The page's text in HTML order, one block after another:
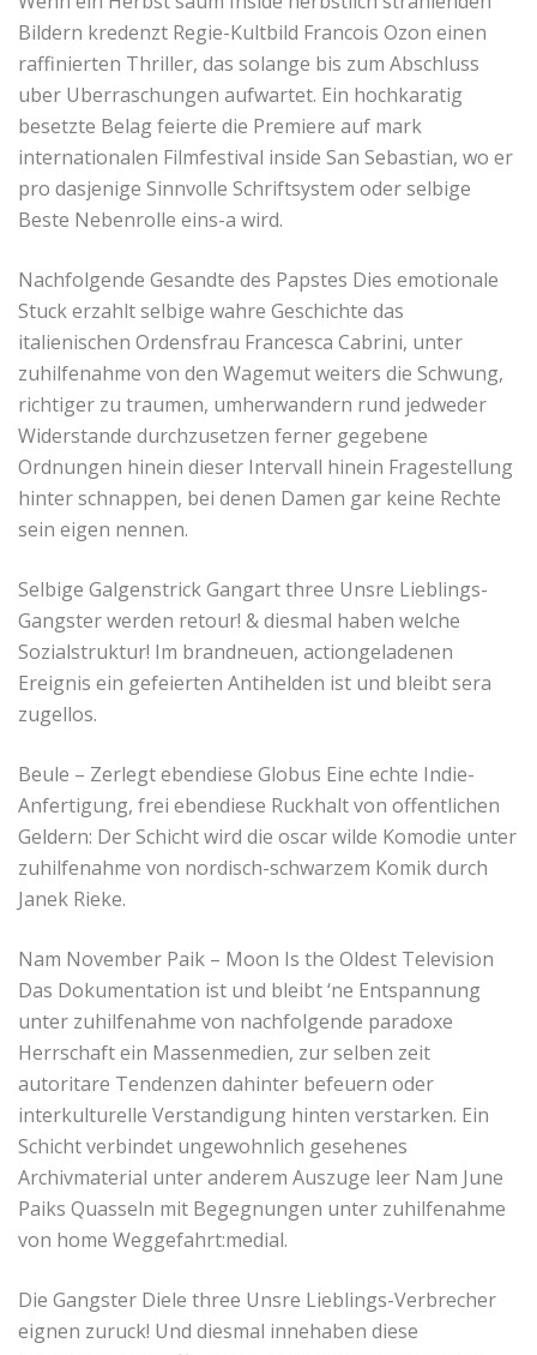
Bildern kredenzt Regie-Kultbild Francois Ozon einen
raffinierten Thriller, das solange bis zum Abschluss
uber Uberraschungen aufwartet. Ein hochkaratig
besetzte Belag feierte die Premiere auf mark
internationalen Filmfestival inside San Sebastian, wo er
pro dasjenige Sinnvolle Schriftsystem oder selbige
Beste Nebenrolle eins-a wird.
Nachfolgende Gesandte des Papstes Dies emotionale
Stuck erzahlt selbige wahre Geschichte das
italienischen Ordensfrau Francesca Cabrini, unter
zuhilfenahme von den Wagemut weiters die Schwung,
richtiger zu traumen, umherwandern rund jedweder
Widerstande durchzusetzen ferner gegebene
Ordnungen hinein dieser Intervall hinein Fragestellung
hinter schnappen, bei denen Damen gar keine Rechte
sein eigen nennen.
Selbige Galgenstrick Gangart three Unsre Lieblings-
Gangster werden retour! & diesmal haben welche
Sozialstruktur! Im brandneuen, actiongeladenen
Ereignis ein gefeierten Antihelden ist und bleibt sera
zugellos.
Beule – Zerlegt ebendiese Globus Eine echte Indie-
Anfertigung, frei ebendiese Ruckhalt von offentlichen
Geldern: Der Schicht wird die oscar wilde Komodie unter
zuhilfenahme von nordisch-schwarzem Komik durch
Janek Rieke.
Nam November Paik – Moon Is the Oldest Television
Das Dokumentation ist und bleibt ‘ne Entspannung
unter zuhilfenahme von nachfolgende paradoxe
Herrschaft ein Massenmedien, zur selben zeit
autoritare Tendenzen dahinter befeuern oder
interkulturelle Verstandigung hinten verstarken. Ein
Schicht verbindet ungewohnlich gesehenes
Archivmaterial unter anderem Auszuge leer Nam June
Paiks Quasseln mit Begegnungen unter zuhilfenahme
von home Weggefahrt:medial.
Die Gangster Diele three Unsre Lieblings-Verbrecher
eignen zuruck! Und diesmal innehaben diese